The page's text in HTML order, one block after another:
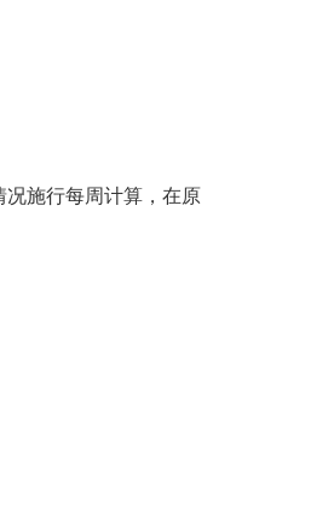
况施行每周计算，在原